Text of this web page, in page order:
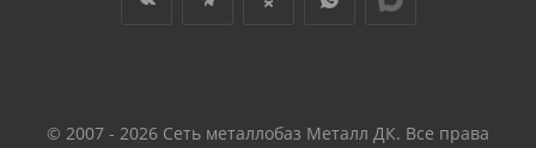
© 2007 - 2026 Сеть металлобаз Металл ДК. Все права